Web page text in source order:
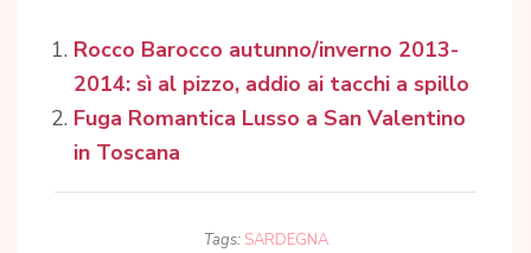
Rocco Barocco autunno/inverno 2013-
2014: sì al pizzo, addio ai tacchi a spillo
Fuga Romantica Lusso a San Valentino
in Toscana
Tags: SARDEGNA